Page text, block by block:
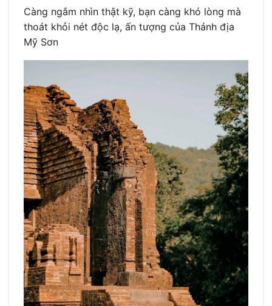
Càng ngắm nhìn thật kỹ, bạn càng khó lòng mà
thoát khỏi nét độc lạ, ấn tượng của Thánh địa
Mỹ Sơn